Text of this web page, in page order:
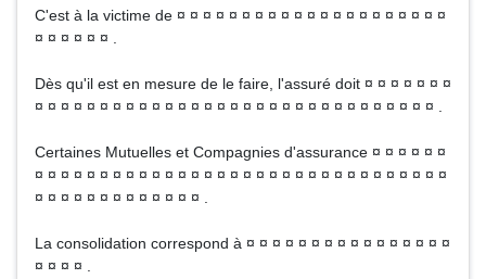
C'est à la victime de ¤ ¤ ¤ ¤ ¤ ¤ ¤ ¤ ¤ ¤ ¤ ¤ ¤ ¤ ¤ ¤ ¤ ¤ ¤ ¤ ¤
¤ ¤ ¤ ¤ ¤ ¤ .
Dès qu'il est en mesure de le faire, l'assuré doit ¤ ¤ ¤ ¤ ¤ ¤ ¤
¤ ¤ ¤ ¤ ¤ ¤ ¤ ¤ ¤ ¤ ¤ ¤ ¤ ¤ ¤ ¤ ¤ ¤ ¤ ¤ ¤ ¤ ¤ ¤ ¤ ¤ ¤ ¤ ¤ ¤ ¤ .
Certaines Mutuelles et Compagnies d'assurance ¤ ¤ ¤ ¤ ¤ ¤
¤ ¤ ¤ ¤ ¤ ¤ ¤ ¤ ¤ ¤ ¤ ¤ ¤ ¤ ¤ ¤ ¤ ¤ ¤ ¤ ¤ ¤ ¤ ¤ ¤ ¤ ¤ ¤ ¤ ¤ ¤ ¤
¤ ¤ ¤ ¤ ¤ ¤ ¤ ¤ ¤ ¤ ¤ ¤ ¤ .
La consolidation correspond à ¤ ¤ ¤ ¤ ¤ ¤ ¤ ¤ ¤ ¤ ¤ ¤ ¤ ¤ ¤ ¤
¤ ¤ ¤ ¤ .